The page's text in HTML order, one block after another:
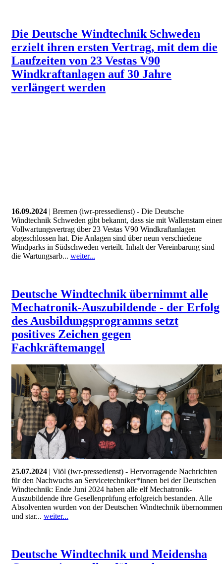
Die Deutsche Windtechnik Schweden
erzielt ihren ersten Vertrag, mit dem die
Laufzeiten von 23 Vestas V90
Windkraftanlagen auf 30 Jahre
verlängert werden
16.09.2024 | Bremen (iwr-pressedienst) - Die Deutsche
Windtechnik Schweden gibt bekannt, dass sie mit Wallenstam
Vollwartungsvertrag über 23 Vestas V90 Windkraftanlagen
abgeschlossen hat. Die Anlagen sind über neun verschiedene
Windparks in Südschweden verteilt. Inhalt der Vereinbarung sind
die Wartungsarb... weiter...
Deutsche Windtechnik übernimmt alle
Mechatronik-Auszubildende - der Erfolg
des Ausbildungsprogramms setzt
positives Zeichen gegen
Fachkräftemangel
25.07.2024 | Viöl (iwr-pressedienst) - Hervorragende Nachrichten
für den Nachwuchs an Servicetechniker*innen bei der Deutschen
Windtechnik: Ende Juni 2024 haben alle elf Mechatronik-
Auszubildende ihre Gesellenprüfung erfolgreich bestanden. Alle
Absolventen wurden von der Deutschen Windtechnik übernommen
und star... weiter...
Deutsche Windtechnik und Meidensha